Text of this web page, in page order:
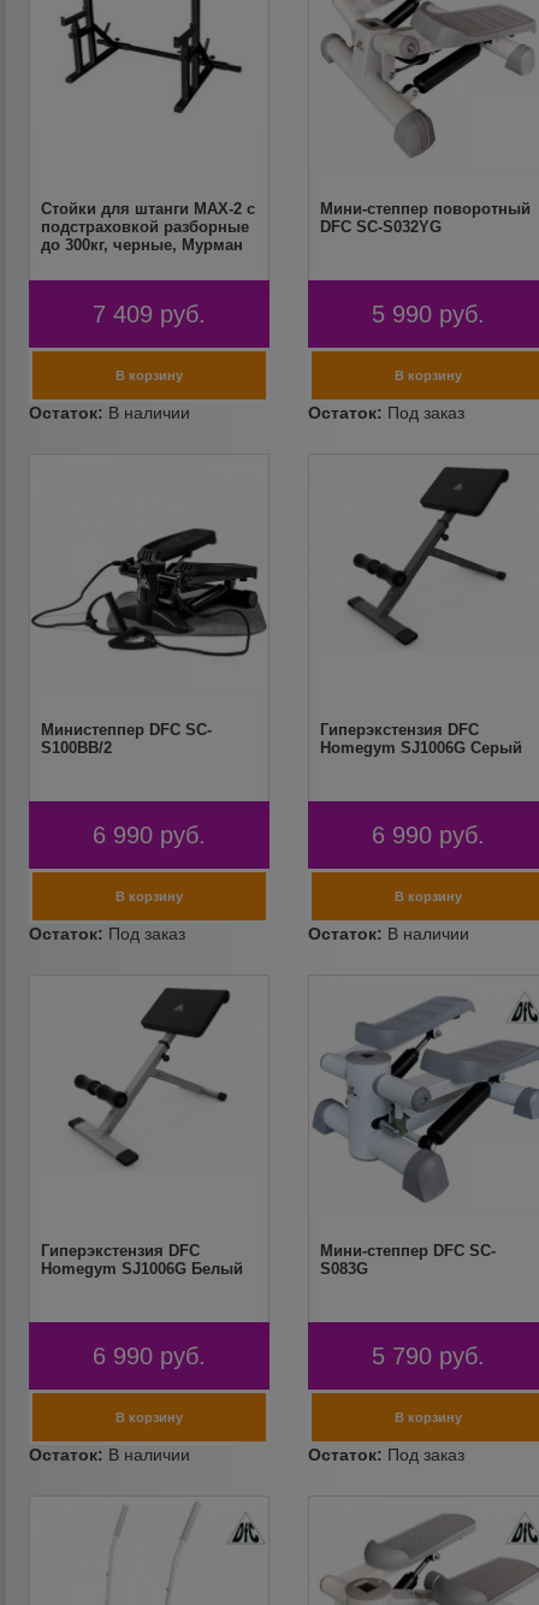
Стойки для штанги MAX-2 с
подстраховкой разборные
до 300кг, черные, Мурман
7 409 руб.
Мини-степпер поворотный
DFC SC-S032YG
5 990 руб.
Министеппер DFC SC-
S100BB/2
6 990 руб.
Гиперэкстензия DFC
Homegym SJ1006G Серый
6 990 руб.
Гиперэкстензия DFC
Homegym SJ1006G Белый
6 990 руб.
Мини-степпер DFC SC-
S083G
5 790 руб.